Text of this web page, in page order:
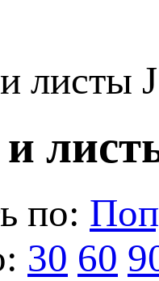
листы
по:
30 60